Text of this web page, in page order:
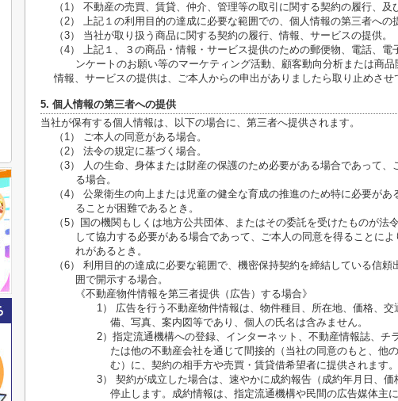
（1） 不動産の売買、賃貸、仲介、管理等の取引に関する契約の履行、及
（2） 上記１の利用目的の達成に必要な範囲での、個人情報の第三者への
（3） 当社が取り扱う商品に関する契約の履行、情報、サービスの提供。
（4） 上記１、３の商品・情報・サービス提供のための郵便物、電話、
ンケートのお願い等のマーケティング活動、顧客動向分析または商品
情報、サービスの提供は、ご本人からの申出がありましたら取り止めさせ
5. 個人情報の第三者への提供
当社が保有する個人情報は、以下の場合に、第三者へ提供されます。
（1） ご本人の同意がある場合。
（2） 法令の規定に基づく場合。
（3） 人の生命、身体または財産の保護のため必要がある場合であって
る場合。
（4） 公衆衛生の向上または児童の健全な育成の推進のため特に必要が
ることが困難であるとき。
（5）国の機関もしくは地方公共団体、またはその委託を受けたものが法
して協力する必要がある場合であって、ご本人の同意を得ることに
れがあるとき。
（6） 利用目的の達成に必要な範囲で、機密保持契約を締結している信
囲で開示する場合。
《不動産物件情報を第三者提供（広告）する場合》
1） 広告を行う不動産物件情報は、物件種目、所在地、価格、
備、写真、案内図等であり、個人の氏名は含みません。
2）指定流通機構への登録、インターネット、不動産情報誌、チ
たは他の不動産会社を通じて間接的（当社の同意のもと、他
む）に、契約の相手方や売買・賃貸借希望者に提供されます。
3） 契約が成立した場合は、速やかに成約報告（成約年月日、
停止します。成約情報は、指定流通機構や民間の広告媒体主